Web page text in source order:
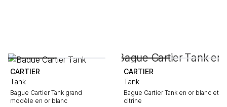
CARTIER
Tank
Bague Cartier Tank grand
modèle en or blanc
CARTIER
Tank
Bague Cartier Tank en or blanc et
citrine